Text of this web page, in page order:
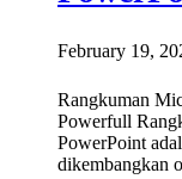
February 19,
Rangkuman
Powerfull
PowerPoint
dikembangkan